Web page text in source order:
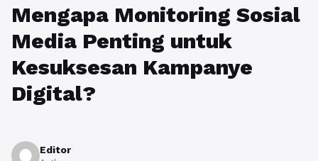
Mengapa Monitoring Sosial
Media Penting untuk
Kesuksesan Kampanye
Digital?
Editor